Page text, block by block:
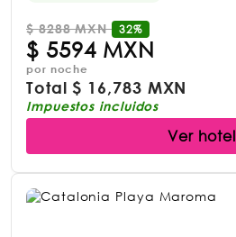
$8288 MXN 32%
$ 5594 MXN
por noche
Total$ 16,783 MXN
Impuestos incluidos
Ver hotel